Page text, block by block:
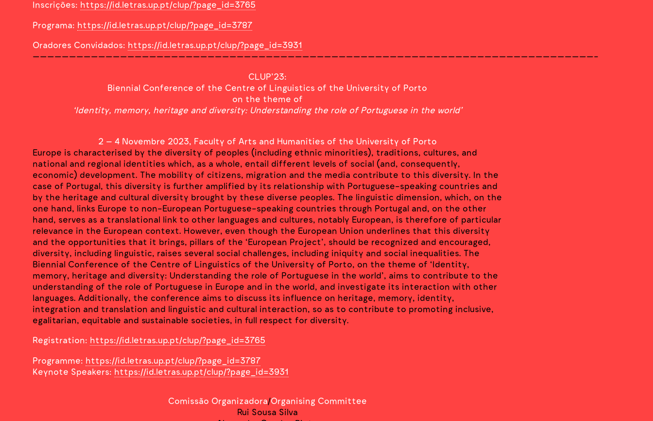
Inscrições: https://id.letras.up.pt/clup/?page_id=3765
Programa: https://id.letras.up.pt/clup/?page_id=3787
Oradores Convidados: https://id.letras.up.pt/clup/?page_id=3931
—————————————————————————————————————————————————————————————————————————————-
CLUP’23:
Biennial Conference of the Centre of Linguistics of the University of Porto
on the theme of
‘Identity, memory, heritage and diversity: Understanding the role of Portuguese in the world’
2 – 4 Novembre 2023, Faculty of Arts and Humanities of the University of Porto
Europe is characterised by the diversity of peoples (including ethnic minorities), traditions, cultures, and
national and regional identities which, as a whole, entail different levels of social (and, consequently,
economic) development. The mobility of citizens, migration and the media contribute to this diversity. In the
case of Portugal, this diversity is further amplified by its relationship with Portuguese-speaking countries and
by the heritage and cultural diversity brought by these diverse peoples. The linguistic dimension, which, on the
one hand, links Europe to non-European Portuguese-speaking countries through Portugal and, on the other
hand, serves as a translational link to other languages and cultures, notably European, is therefore of particular
relevance in the European context. However, even though the European Union underlines that this diversity
and the opportunities that it brings, pillars of the ‘European Project’, should be recognized and encouraged,
diversity, including linguistic, raises several social challenges, including iniquity and social inequalities. The
Biennial Conference of the Centre of Linguistics of the University of Porto, on the theme of ‘Identity,
memory, heritage and diversity: Understanding the role of Portuguese in the world’, aims to contribute to the
understanding of the role of Portuguese in Europe and in the world, and investigate its interaction with other
languages. Additionally, the conference aims to discuss its influence on heritage, memory, identity,
integration and translation and linguistic and cultural interaction, so as to contribute to promoting inclusive,
egalitarian, equitable and sustainable societies, in full respect for diversity.
Registration: https://id.letras.up.pt/clup/?page_id=3765
Programme: https://id.letras.up.pt/clup/?page_id=3787
Keynote Speakers: https://id.letras.up.pt/clup/?page_id=3931
Comissão Organizadora/Organising Committee
Rui Sousa Silva